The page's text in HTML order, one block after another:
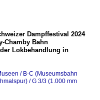
Dampffestival 2024
Chamby Bahn
Lokbehandlung in
/ B-C (Museumsbahn
/ G 3/3 (1.000 mm